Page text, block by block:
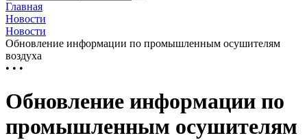
Главная
Новости
Новости
Обновление информации по промышленным осушителям
воздуха
• • •
Обновление информации по
промышленным осушителям